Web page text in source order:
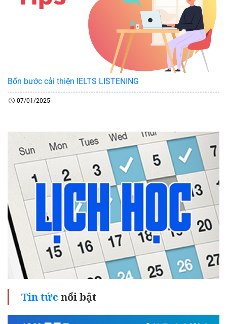
Bốn bước cải thiện IELTS LISTENING
07/01/2025
Tin tức nổi bật